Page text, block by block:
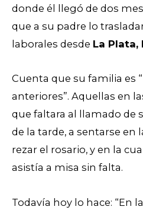
donde él llegó de dos
que a su padre lo
laborales desde La Plata,
Cuenta que su familia es
anteriores”. Aquellas en
que faltara al llamado de
de la tarde, a sentarse en
rezar el rosario, y en la
asistía a misa sin falta.
Todavía hoy lo hace: “En